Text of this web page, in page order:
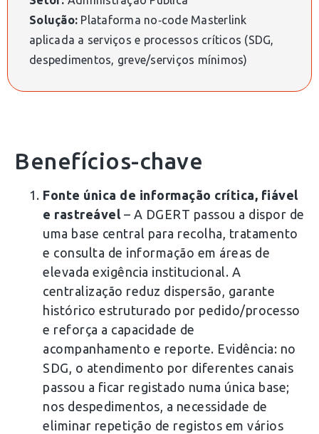
Solução: Plataforma no‑code Masterlink
aplicada a serviços e processos críticos (SDG,
despedimentos, greve/serviços mínimos)
Benefícios-chave
Fonte única de informação crítica, fiável
e rastreável – A DGERT passou a dispor de
uma base central para recolha, tratamento
e consulta de informação em áreas de
elevada exigência institucional. A
centralização reduz dispersão, garante
histórico estruturado por pedido/processo
e reforça a capacidade de
acompanhamento e reporte. Evidência: no
SDG, o atendimento por diferentes canais
passou a ficar registado numa única base;
nos despedimentos, a necessidade de
eliminar repetição de registos em vários